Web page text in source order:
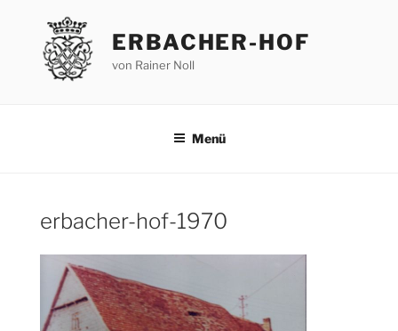
springen
ERBACHER-HOF
von Rainer Noll
Menü
erbacher-hof-1970